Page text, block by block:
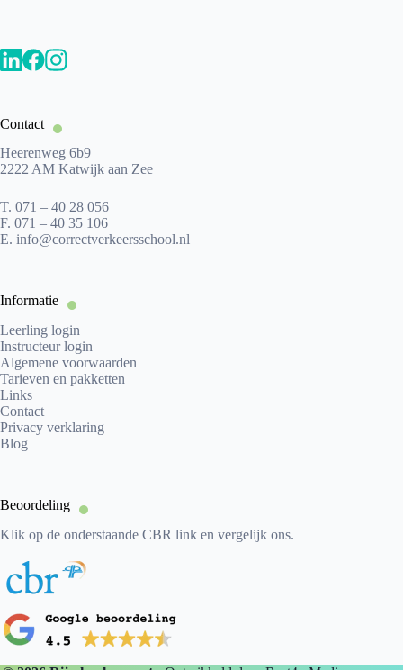
Contact
Heerenweg 6b9
2222 AM Katwijk aan Zee
T. 071 – 40 28 056
F. 071 – 40 35 106
E. info@correctverkeersschool.nl
Informatie
Leerling login
Instructeur login
Algemene voorwaarden
Tarieven en pakketten
Links
Contact
Privacy verklaring
Blog
Beoordeling
Klik op de onderstaande CBR link en vergelijk ons.